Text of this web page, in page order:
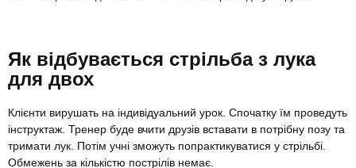
Як відбувається стрільба з лука
для двох
Клієнти вирушать на індивідуальний урок. Спочатку їм проведуть
інструктаж. Тренер буде вчити друзів вставати в потрібну позу та
тримати лук. Потім учні зможуть попрактикуватися у стрільбі.
Обмежень за кількістю пострілів немає.